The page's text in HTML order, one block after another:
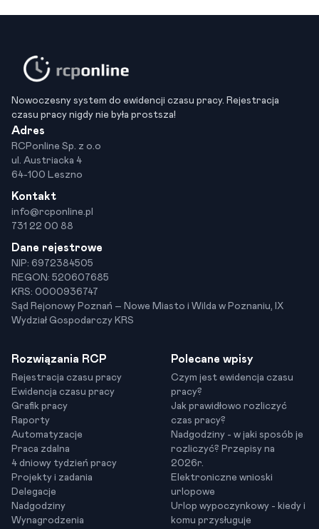
Nowoczesny system do ewidencji czasu pracy. Rejestracja
czasu pracy nigdy nie była prostsza!
Adres
RCPonline Sp. z o.o
ul. Austriacka 4
64-100 Leszno
Kontakt
info@rcponline.pl
731 22 00 88
Dane rejestrowe
NIP: 6972384505
REGON: 520607685
KRS: 0000936747
Sąd Rejonowy Poznań – Nowe Miasto i Wilda w Poznaniu, IX
Wydział Gospodarczy KRS
Rozwiązania RCP
Rejestracja czasu pracy
Ewidencja czasu pracy
Grafik pracy
Raporty
Automatyzacje
Praca zdalna
4 dniowy tydzień pracy
Projekty i zadania
Delegacje
Nadgodziny
Wynagrodzenia
Polecane wpisy
Czym jest ewidencja czasu
pracy?
Jak prawidłowo rozliczyć
czas pracy?
Nadgodziny - w jaki sposób je
rozliczyć? Przepisy na
2026r.
Elektroniczne wnioski
urlopowe
Urlop wypoczynkowy - kiedy i
komu przysługuje